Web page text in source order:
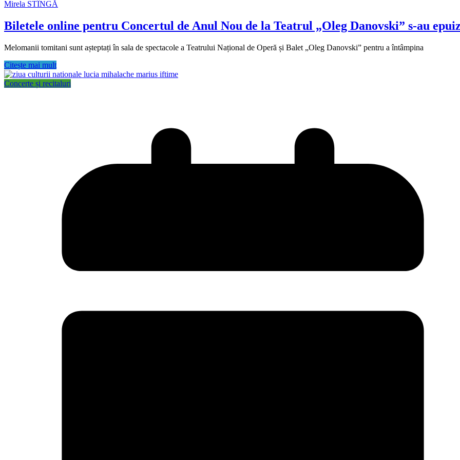
Mirela STÎNGĂ
Biletele online pentru Concertul de Anul Nou de la Teatrul „Oleg Danovski” s-au
Melomanii tomitani sunt așteptați în sala de spectacole a Teatrului Național de Operă și Balet „Oleg Danovski” pentru a întâmpina
Citește mai mult
Concerte și recitaluri